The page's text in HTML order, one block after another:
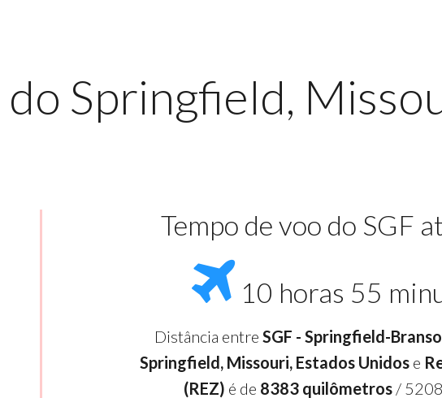
Springfield,
Tempo de voo do SGF
10 horas 55
Distância entre SGF - Springfield-
Springfield, Missouri, Estados Unidos e
(REZ) é de 8383 quilômetros /